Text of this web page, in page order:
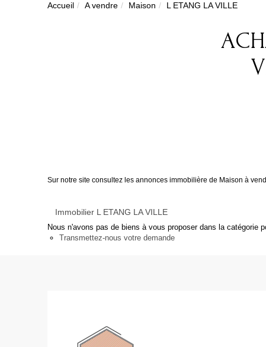
Accueil A vendre Maison L ETANG LA VILLE
Sur notre site consultez les annonces immobilière de Maison à
Immobilier L ETANG LA VILLE
Nous n'avons pas de biens à vous proposer dans la catégorie
Transmettez-nous votre demande